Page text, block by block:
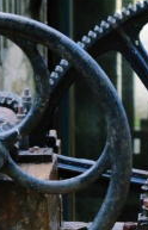
PISCINES